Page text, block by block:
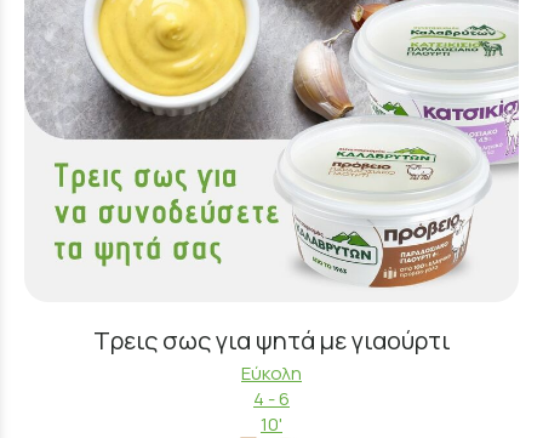
Τρεις σως για ψητά με γιαούρτι
Εύκολη
4 - 6
10'